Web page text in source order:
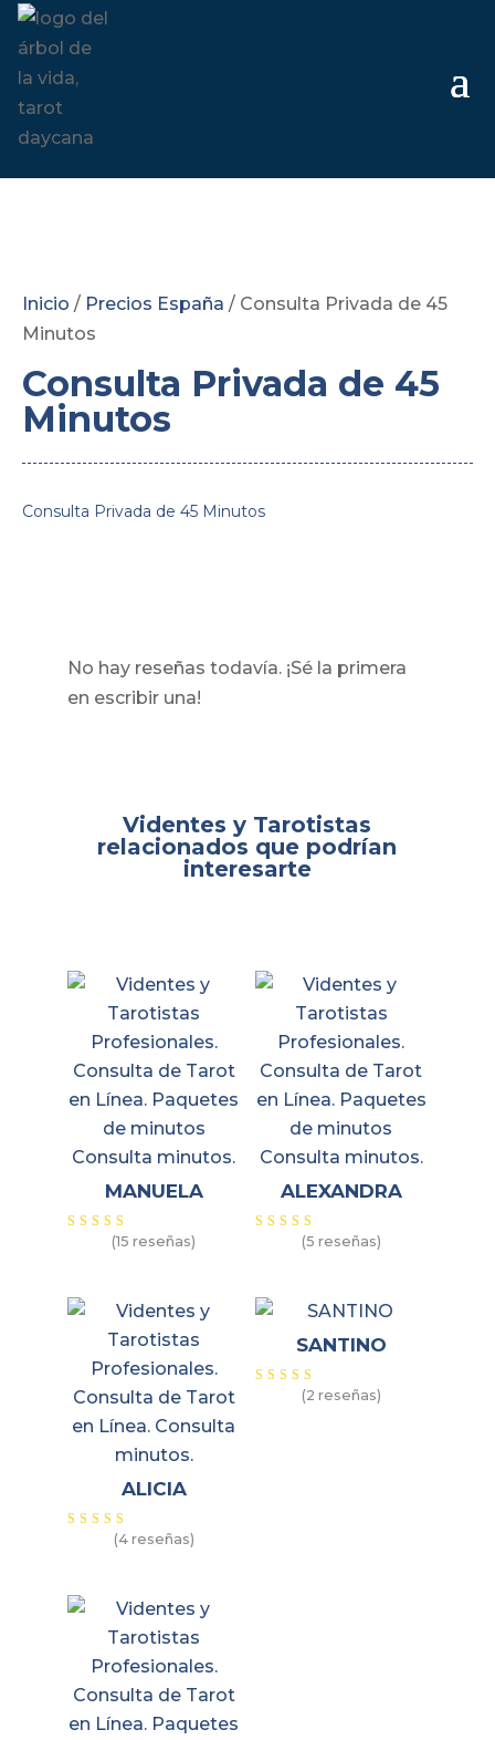
Inicio / Precios España / Consulta Privada de 45
Minutos
Consulta Privada de 45
Minutos
Consulta Privada de 45 Minutos
No hay reseñas todavía. ¡Sé la primera
en escribir una!
Videntes y Tarotistas
relacionados que podrían
interesarte
MANUELA
Valorado
con
(15 reseñas)
ALEXANDRA
Valorado
con
(5 reseñas)
ALICIA
Valorado
con
(4 reseñas)
SANTINO
Valorado
con
(2 reseñas)